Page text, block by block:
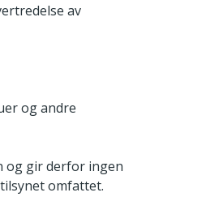
av
og andre
og gir derfor ingen
omfattet.